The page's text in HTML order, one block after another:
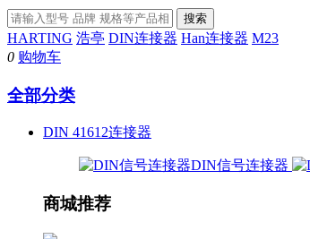
HARTING 浩亭 DIN连接器 Han连接器 M23
0 购物车
全部分类
DIN 41612连接器
DIN信号连接器
商城推荐